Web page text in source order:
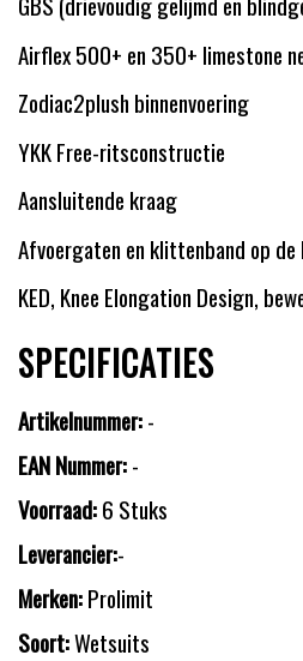
Airflex 500+ en 350+ limestone
Zodiac2plush binnenvoering
YKK Free-ritsconstructie
Aansluitende kraag
Afvoergaten en klittenband op de
KED, Knee Elongation Design,
SPECIFICATIES
Artikelnummer:-
EAN Nummer:-
Voorraad:6 Stuks
Leverancier:-
Merken:Prolimit
Soort:Wetsuits